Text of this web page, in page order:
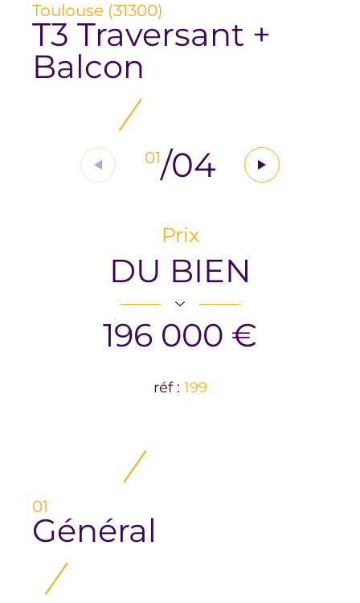
Toulouse (31300)
T3 Traversant +
Balcon
01/04
Prix
DU BIEN
196 000 €
réf : 199
01
Général